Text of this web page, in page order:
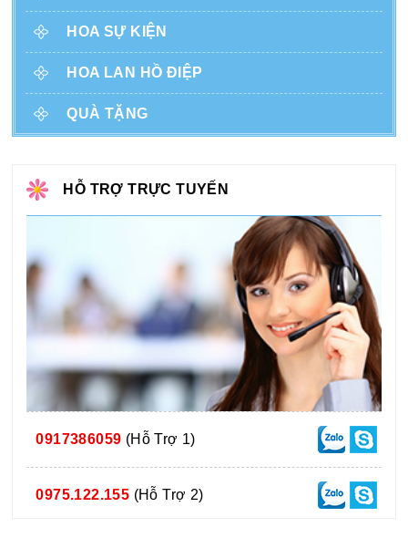
HOA SỰ KIỆN
HOA LAN HỒ ĐIỆP
QUÀ TẶNG
HỖ TRỢ TRỰC TUYẾN
0917386059 (Hỗ Trợ 1)
0975.122.155 (Hỗ Trợ 2)